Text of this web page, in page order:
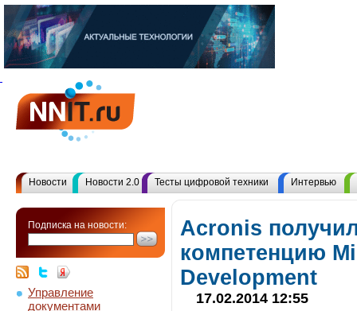
Новости Новости 2.0 Тесты цифровой техники Интервью
Подписка на новости:
Управление
документами
Acronis
компетенцию
Development
17.02.2014 12:55